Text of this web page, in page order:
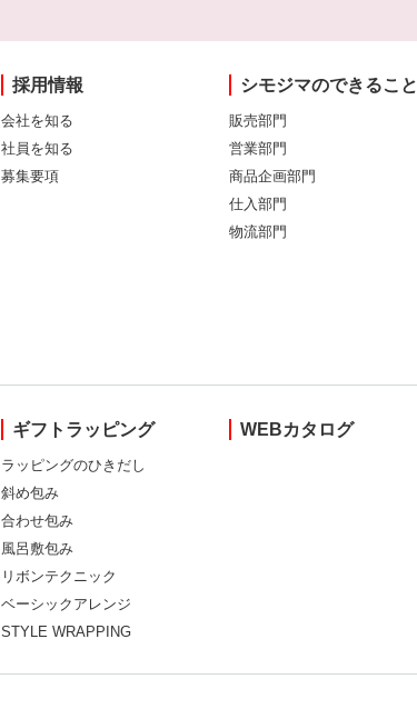
採用情報
会社を知る
社員を知る
募集要項
シモジマのできること
販売部門
営業部門
商品企画部門
仕入部門
物流部門
ギフトラッピング
ラッピングのひきだし
斜め包み
合わせ包み
風呂敷包み
リボンテクニック
ベーシックアレンジ
STYLE WRAPPING
WEBカタログ